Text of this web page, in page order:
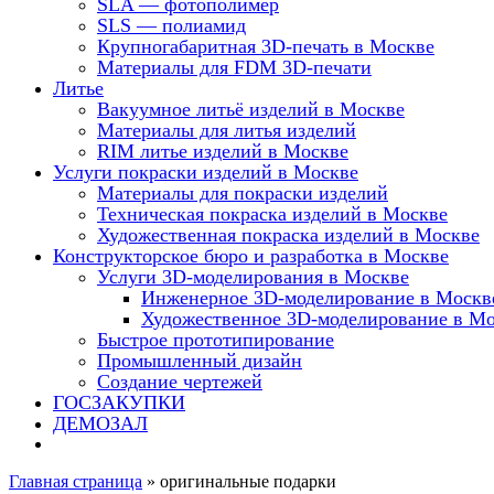
SLA — фотополимер
SLS — полиамид
Крупногабаритная 3D-печать в Москве
Материалы для FDM 3D-печати
Литье
Вакуумное литьё изделий в Москве
Материалы для литья изделий
RIM литье изделий в Москве
Услуги покраски изделий в Москве
Материалы для покраски изделий
Техническая покраска изделий в Москве
Художественная покраска изделий в Москве
Конструкторское бюро и разработка в Москве
Услуги 3D-моделирования в Москве
Инженерное 3D-моделирование в
Художественное 3D-моделирование в
Быстрое прототипирование
Промышленный дизайн
Создание чертежей
ГОСЗАКУПКИ
ДЕМОЗАЛ
Главная страница » оригинальные подарки